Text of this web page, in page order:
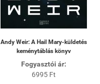
Andy Weir: A Hail Mary-küldetés
keménytáblás könyv
Fogyasztói ár:
6995 Ft